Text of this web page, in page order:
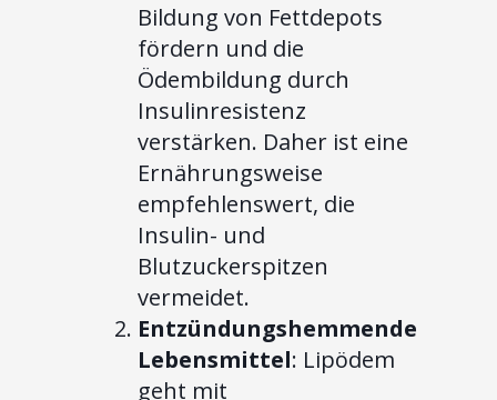
Bildung von Fettdepots
fördern und die
Ödembildung durch
Insulinresistenz
verstärken. Daher ist eine
Ernährungsweise
empfehlenswert, die
Insulin- und
Blutzuckerspitzen
vermeidet.
Entzündungshemmende
Lebensmittel: Lipödem
geht mit